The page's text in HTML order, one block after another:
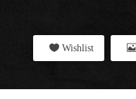
Wishlist